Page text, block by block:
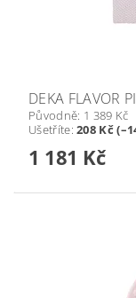
DEKA FLAVOR
Původně: 1 389 Kč
Ušetříte:208 Kč
1 181 Kč